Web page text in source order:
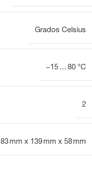
Grados Celsius
−15 … 80 °C
2
83 mm x 139 mm x 58 mm